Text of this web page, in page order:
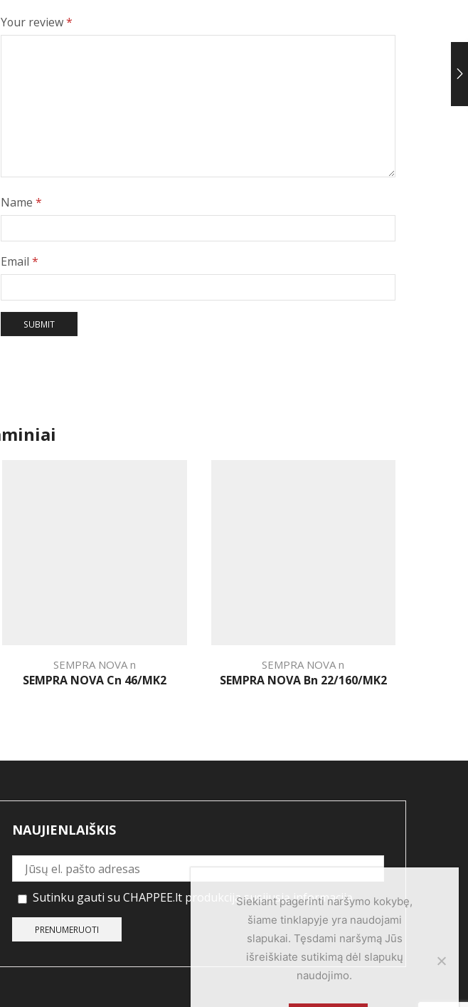
Your review*
Name *
Email *
SEMPRA NOVA n
SEMPRA NOVA Cn 46/MK2
SEMPRA NOVA n
SEMPRA NOVA Bn 22/160/MK2
NAUJIENLAIŠKIS
Sutinku gauti su CHAPPEE.lt produkcija susijusią informaciją
Siekiant pagerinti naršymo kokybę,
šiame tinklapyje yra naudojami
slapukai. Tęsdami naršymą Jūs
išreiškiate sutikimą dėl slapukų
naudojimo.